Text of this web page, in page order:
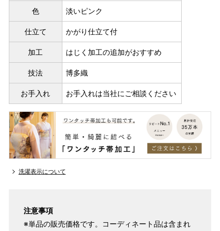
色 淡いピンク
仕立て かがり仕立て付
加工 はじく加工の追加がおすすめ
技法 博多織
お手入れ お手入れは当社にご相談ください
洗濯表示について
注意事項
※単品の販売価格です。コーディネート品は含まれ